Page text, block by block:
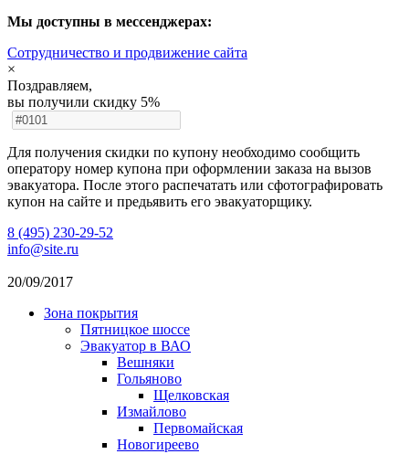
Мы доступны в мессенджерах:
Cотрудничество и продвижение сайта
×
Поздравляем,
вы получили скидку 5%
Для получения скидки по купону необходимо сообщить
оператору номер купона при оформлении заказа на вызов
эвакуатора. После этого распечатать или сфотографировать
купон на сайте и предьявить его эвакуаторщику.
8 (495) 230-29-52
info@site.ru
20/09/2017
Зона покрытия
Пятницкое шоссе
Эвакуатор в ВАО
Вешняки
Гольяново
Щелковская
Измайлово
Первомайская
Новогиреево